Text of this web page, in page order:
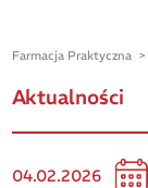
Farmacja Praktyczna
Aktualności
04.02.2026